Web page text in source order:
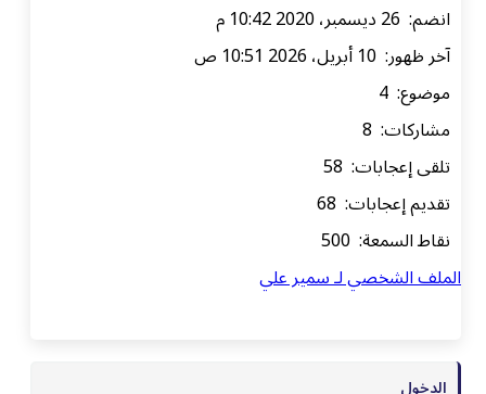
انضم: 26 ديسمبر، 2020 10:42 م
آخر ظهور: 10 أبريل، 2026 10:51 ص
موضوع: 4
مشاركات: 8
تلقى إعجابات: 58
تقديم إعجابات: 68
نقاط السمعة: 500
الملف الشخصي لـ سمير علي